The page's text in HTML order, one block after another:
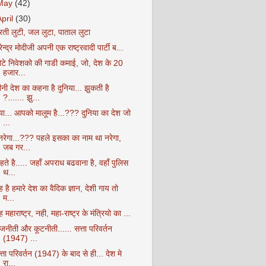
(42)
(30)
लुटी, जल लुटा, पाताल लुटा
मोदीजी अपनी एक राष्ट्रवादी पार्टी ब...
निवेशको की गाडी कमाई, जो, देश के 20
हजार...
देश का कहना है दुनिया... झुकती है
?....... झु...
आपको मालूम है...??? दुनिया का देश जो
...
पहले इसका का नाम था नरेगा,
जब गर...
है..... जहाँ अपराध बढवाना है, वहाँ पुलिस
थ...
है हमारे देश का वैदिक ज्ञान, देशी गाय तो
म...
महाराष्ट्र, नही, महा-राष्ट्र के मंत्रियो का ...
और कूटनीती...... सत्ता परिवर्तन
(1947) ...
परिवर्तन (1947) के बाद से ही... देश मे
रा...